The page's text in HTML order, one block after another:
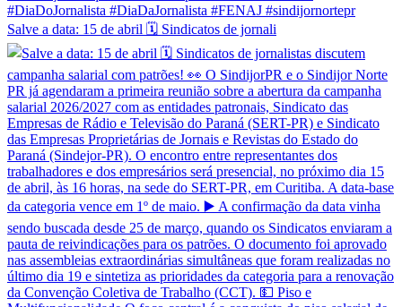
Salve a data: 15 de abril 🗓️ Sindicatos de jornali